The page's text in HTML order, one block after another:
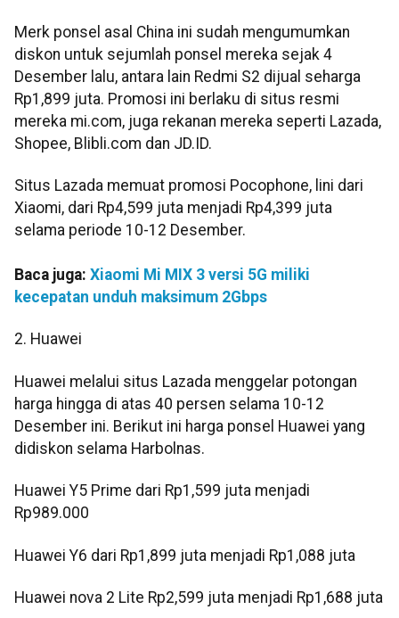
Merk ponsel asal China ini sudah mengumumkan
diskon untuk sejumlah ponsel mereka sejak 4
Desember lalu, antara lain Redmi S2 dijual seharga
Rp1,899 juta. Promosi ini berlaku di situs resmi
mereka mi.com, juga rekanan mereka seperti Lazada,
Shopee, Blibli.com dan JD.ID.
Situs Lazada memuat promosi Pocophone, lini dari
Xiaomi, dari Rp4,599 juta menjadi Rp4,399 juta
selama periode 10-12 Desember.
Baca juga: Xiaomi Mi MIX 3 versi 5G miliki
kecepatan unduh maksimum 2Gbps
2. Huawei
Huawei melalui situs Lazada menggelar potongan
harga hingga di atas 40 persen selama 10-12
Desember ini. Berikut ini harga ponsel Huawei yang
didiskon selama Harbolnas.
Huawei Y5 Prime dari Rp1,599 juta menjadi
Rp989.000
Huawei Y6 dari Rp1,899 juta menjadi Rp1,088 juta
Huawei nova 2 Lite Rp2,599 juta menjadi Rp1,688 juta